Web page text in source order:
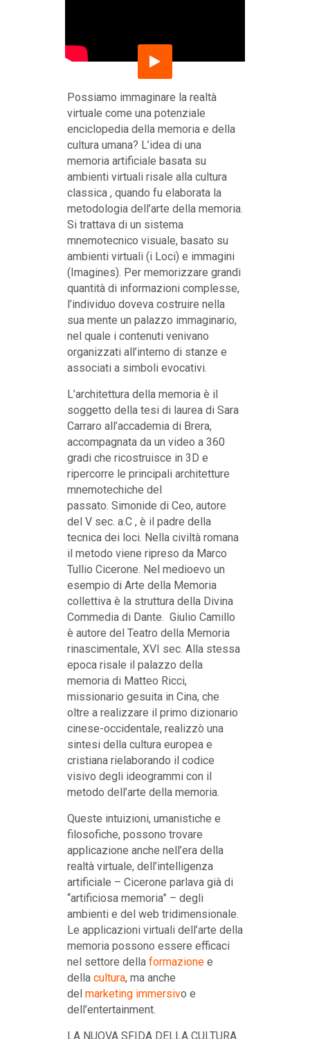
Possiamo immaginare la realtà
virtuale come una potenziale
enciclopedia della memoria e della
cultura umana? L’idea di una
memoria artificiale basata su
ambienti virtuali risale alla cultura
classica , quando fu elaborata la
metodologia dell’arte della memoria.
Si trattava di un sistema
mnemotecnico visuale, basato su
ambienti virtuali (i Loci) e immagini
(Imagines). Per memorizzare grandi
quantità di informazioni complesse,
l’individuo doveva costruire nella
sua mente un palazzo immaginario,
nel quale i contenuti venivano
organizzati all’interno di stanze e
associati a simboli evocativi.
L’architettura della memoria è il
soggetto della tesi di laurea di Sara
Carraro all’accademia di Brera,
accompagnata da un video a 360
gradi che ricostruisce in 3D e
ripercorre le principali architetture
mnemotechiche del
passato. Simonide di Ceo, autore
del V sec. a.C , è il padre della
tecnica dei loci. Nella civiltà romana
il metodo viene ripreso da Marco
Tullio Cicerone. Nel medioevo un
esempio di Arte della Memoria
collettiva è la struttura della Divina
Commedia di Dante. Giulio Camillo
è autore del Teatro della Memoria
rinascimentale, XVI sec. Alla stessa
epoca risale il palazzo della
memoria di Matteo Ricci,
missionario gesuita in Cina, che
oltre a realizzare il primo dizionario
cinese-occidentale, realizzò una
sintesi della cultura europea e
cristiana rielaborando il codice
visivo degli ideogrammi con il
metodo dell’arte della memoria.
Queste intuizioni, umanistiche e
filosofiche, possono trovare
applicazione anche nell’era della
realtà virtuale, dell’intelligenza
artificiale – Cicerone parlava già di
“artificiosa memoria” – degli
ambienti e del web tridimensionale.
Le applicazioni virtuali dell’arte della
memoria possono essere efficaci
nel settore della formazionee
della cultura, ma anche
del marketing immersivo e
dell’entertainment.
LA NUOVA SFIDA DELLA CULTURA